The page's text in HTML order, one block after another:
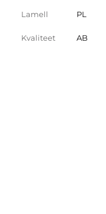
Lamell PL
Kvaliteet AB